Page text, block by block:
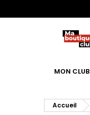
MON CLUB
Accueil